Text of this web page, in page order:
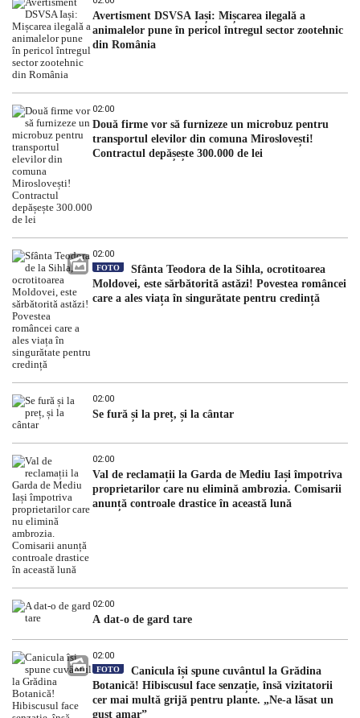
Avertisment DSVSA Iași: Mișcarea ilegală a
animalelor pune în pericol întregul sector zootehnic
din România
02:00
Două firme vor să furnizeze un microbuz pentru
transportul elevilor din comuna Miroslovești!
Contractul depășește 300.000 de lei
02:00
FOTO
Sfânta Teodora de la Sihla, ocrotitoarea
Moldovei, este sărbătorită astăzi! Povestea româncei
care a ales viața în singurătate pentru credință
02:00
Se fură și la preț, și la cântar
02:00
Val de reclamații la Garda de Mediu Iași împotriva
proprietarilor care nu elimină ambrozia. Comisarii
anunță controale drastice în această lună
02:00
A dat-o de gard tare
02:00
FOTO
Canicula își spune cuvântul la Grădina
Botanică! Hibiscusul face senzație, însă vizitatorii
cer mai multă grijă pentru plante. „Ne-a lăsat un
gust amar”